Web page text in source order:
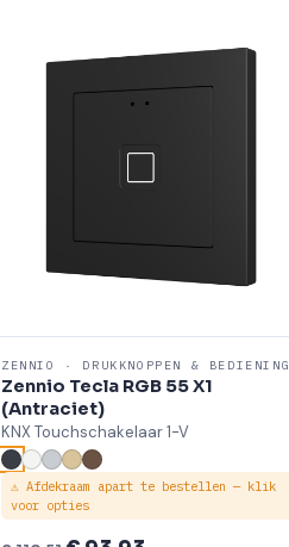
ZENNIO · DRUKKNOPPEN & BEDIENING
Zennio Tecla RGB 55 X1
(Antraciet)
KNX Touchschakelaar 1-V
⚠ Afdekraam apart te bestellen — klik
voor opties